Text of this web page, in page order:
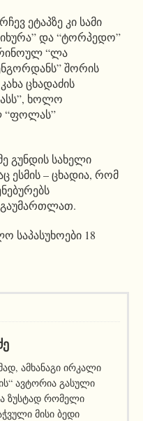
ეტაპზე კი სამი
და “ტორპედო”
“ლა
შორის
ცხადაძის
ხოლო
“ფოლას”
გუნდის სახელი
ესმის – ცხადია, რომ
საპასუხოები 18
ამხანაგი ირკალი
ავტორია გასული
ზუსტად რომელი
მისი ბედი